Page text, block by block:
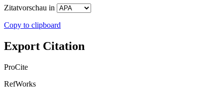
Zitatvorschau in
Copy to clipboard
Export Citation
ProCite
RefWorks